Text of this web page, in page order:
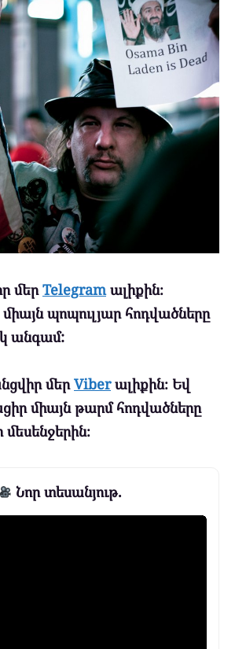
մերTelegramալիքին։
պոպուլյար հոդվածները
անգամ:
մերViberալիքին։ Եվ
միայն թարմ հոդվածները
Նոր տեսանյութ.